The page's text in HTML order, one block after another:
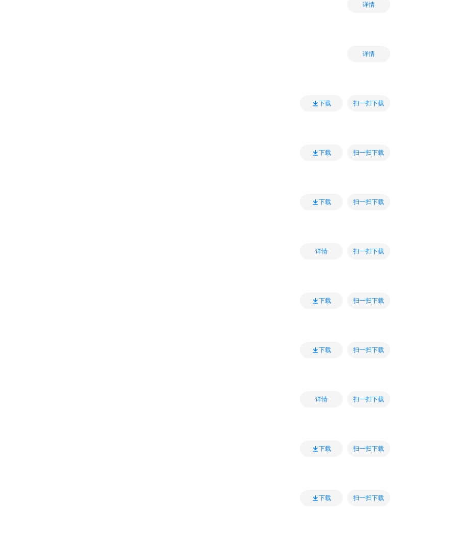
详情
详情
下载 扫一扫下载
下载 扫一扫下载
下载 扫一扫下载
详情 扫一扫下载
下载 扫一扫下载
下载 扫一扫下载
详情 扫一扫下载
下载 扫一扫下载
下载 扫一扫下载